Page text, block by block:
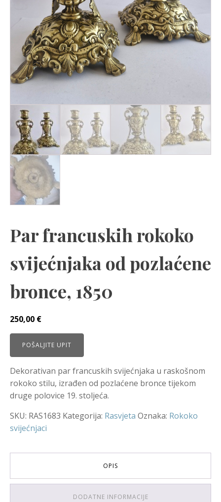
Par francuskih rokoko
svijećnjaka od pozlaćene
bronce, 1850
250,00 €
POŠALJITE UPIT
Dekorativan par francuskih svijećnjaka u raskošnom
rokoko stilu, izrađen od pozlaćene bronce tijekom
druge polovice 19. stoljeća.
SKU: RAS1683 Kategorija: Rasvjeta Oznaka: Rokoko
svijećnjaci
OPIS
DODATNE INFORMACIJE